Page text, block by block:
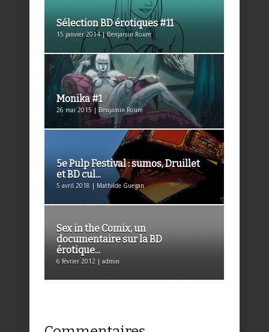
Sélection BD érotiques #11
15 janvier 2014 | Benjamin Roure
Monika #1
26 mai 2015 | Benjamin Roure
5e Pulp Festival : sumos, Druillet
et BD cul...
5 avril 2018 | Mathilde Guegan
Sex in the Comix, un
documentaire sur la BD
érotique...
6 février 2012 | admin